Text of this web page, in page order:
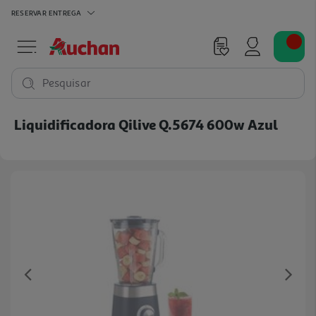
RESERVAR ENTREGA
Pesquisar
Liquidificadora Qilive Q.5674 600w Azul
Previous